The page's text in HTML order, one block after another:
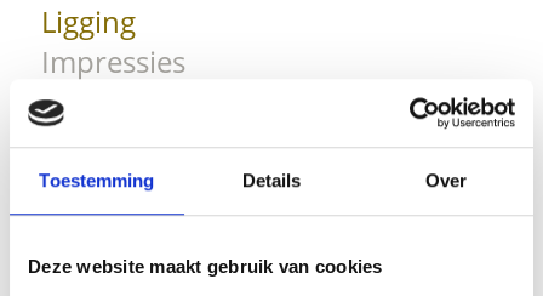
Toestemming Details Over
Deze website maakt gebruik van cookies
Ligging
Impressies